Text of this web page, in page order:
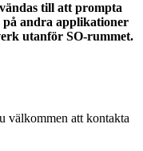
till att prompta
på andra applikationer
utanför SO-rummet.
välkommen att kontakta